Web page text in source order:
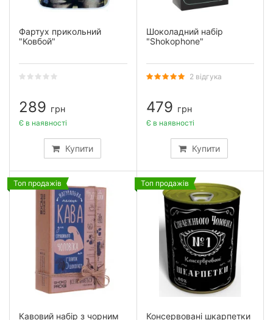
Фартух прикольний
"Ковбой"
289 грн
Купити
Є в наявності
Шоколадний набір
"Shokophone"
2 відгука
479 грн
Купити
Є в наявності
Топ продажів
Кавовий набір з чорним
Топ продажів
Консервовані шкарпетки